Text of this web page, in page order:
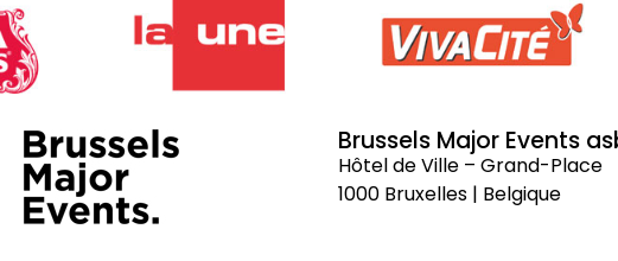
Brussels Major Events
Hôtel de Ville – Grand-Place
1000 Bruxelles | Belgique